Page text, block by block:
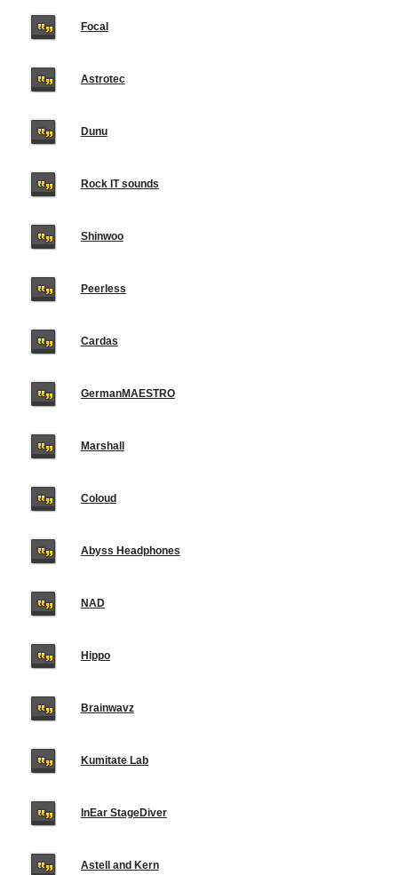
Focal
Astrotec
Dunu
Rock IT sounds
Shinwoo
Peerless
Cardas
GermanMAESTRO
Marshall
Coloud
Abyss Headphones
NAD
Hippo
Brainwavz
Kumitate Lab
InEar StageDiver
Astell and Kern